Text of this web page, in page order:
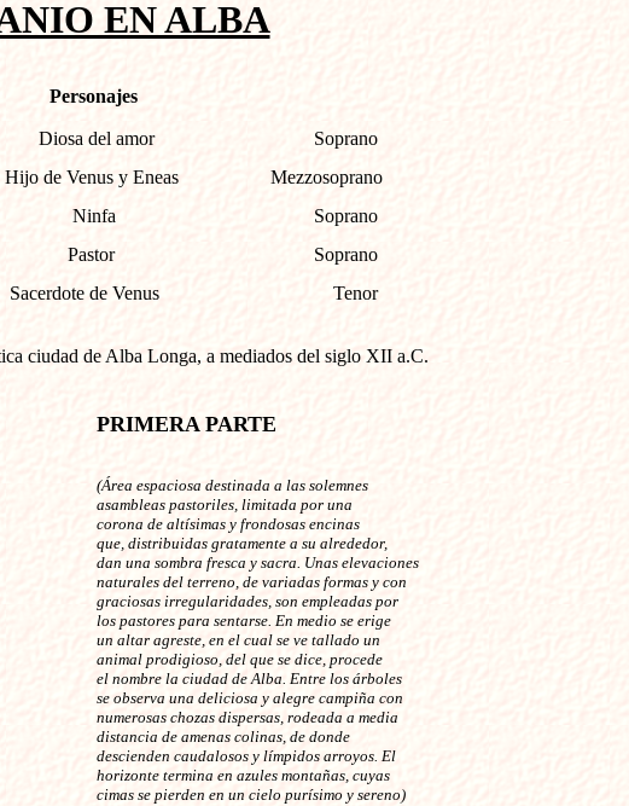
EN ALBA
Personajes
del amor
y Eneas
de Venus
Soprano
Mezzosoprano
Soprano
Soprano
Tenor
ciudad de Alba Longa, a mediados del siglo XII a.C.
PRIMERA PARTE
(Área espaciosa destinada a las solemnes
asambleas pastoriles, limitada por una
corona de altísimas y frondosas encinas
que, distribuidas gratamente a su alrededor,
dan una sombra fresca y sacra. Unas elevaciones
naturales del terreno, de variadas formas y con
graciosas irregularidades, son empleadas por
los pastores para sentarse. En medio se erige
un altar agreste, en el cual se ve tallado un
animal prodigioso, del que se dice, procede
el nombre la ciudad de Alba. Entre los árboles
se observa una deliciosa y alegre campiña con
numerosas chozas dispersas, rodeada a media
distancia de amenas colinas, de donde
descienden caudalosos y límpidos arroyos. El
horizonte termina en azules montañas, cuyas
cimas se pierden en un cielo purísimo y sereno)